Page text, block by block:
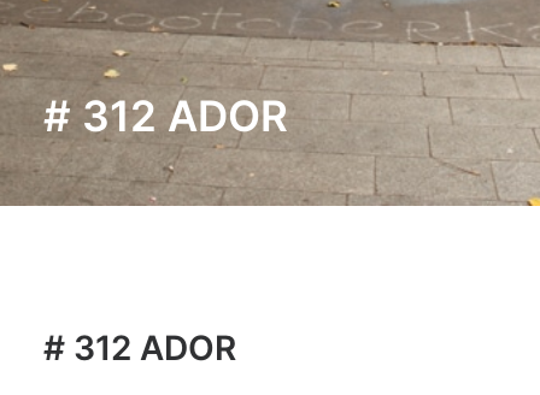
# 312 ADOR
# 312 ADOR